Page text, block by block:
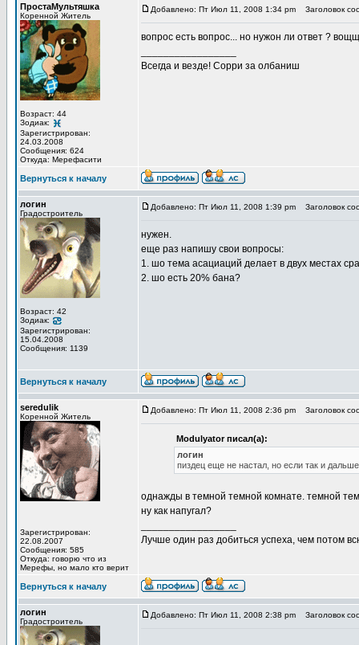
ПростаМультяшка
Коренной Житель
Возраст: 44
Зодиак:
Зарегистрирован:
24.03.2008
Сообщения: 624
Откуда: Мерефасити
Добавлено: Пт Июл 11, 2008 1:34 pm Заголовок
вопрос есть вопрос... но нужон ли ответ ?
Всегда и везде! Сорри за олбаниш
Вернуться к началу
логин
Градостроитель
Возраст: 42
Зодиак:
Зарегистрирован:
15.04.2008
Сообщения: 1139
Добавлено: Пт Июл 11, 2008 1:39 pm Заголовок
нужен.
еще раз напишу свои вопросы:
1. шо тема асациаций делает в двух местах
2. шо есть 20% бана?
Вернуться к началу
seredulik
Коренной Житель
Зарегистрирован:
22.08.2007
Сообщения: 585
Откуда: говорю что из
Мерефы, но мало кто верит
Добавлено: Пт Июл 11, 2008 2:36 pm Заголовок
Modulyator писал(а):
логин
пиздец еще не настал, но если так и
однажды в темной темной комнате. темной
ну как напугал?
Лучше один раз добиться успеха, чем потом
Вернуться к началу
логин
Градостроитель
Добавлено: Пт Июл 11, 2008 2:38 pm Заголовок